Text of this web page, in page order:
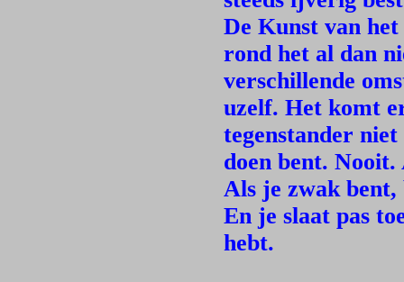
De Kunst van
rond het al dan
verschillende
uzelf. Het komt
tegenstander
doen bent.
Als je zwak
En je slaat pas
hebt.